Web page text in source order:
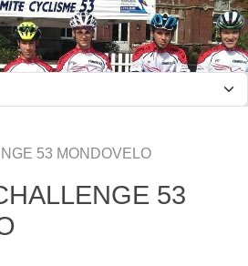
53 MONDOVELO
53